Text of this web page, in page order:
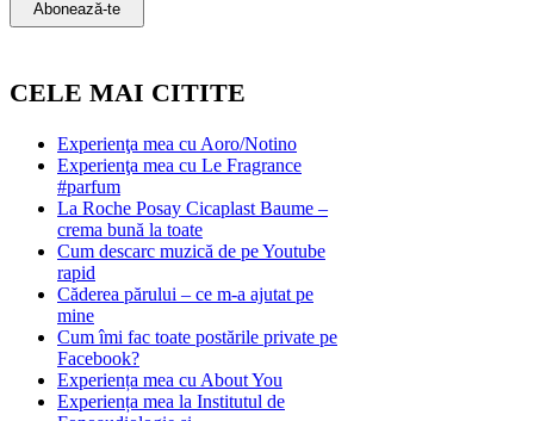
Abonează-te
CELE MAI CITITE
Experienţa mea cu Aoro/Notino
Experienţa mea cu Le Fragrance
#parfum
La Roche Posay Cicaplast Baume –
crema bună la toate
Cum descarc muzică de pe Youtube
rapid
Căderea părului – ce m-a ajutat pe
mine
Cum îmi fac toate postările private pe
Facebook?
Experiența mea cu About You
Experiența mea la Institutul de